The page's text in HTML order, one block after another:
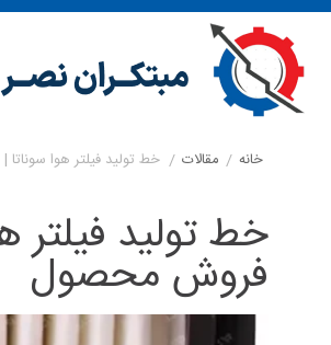
خانه / مقالات / خط تولید فیلتر هوا
خط تولید فیلتر
فروش محصول